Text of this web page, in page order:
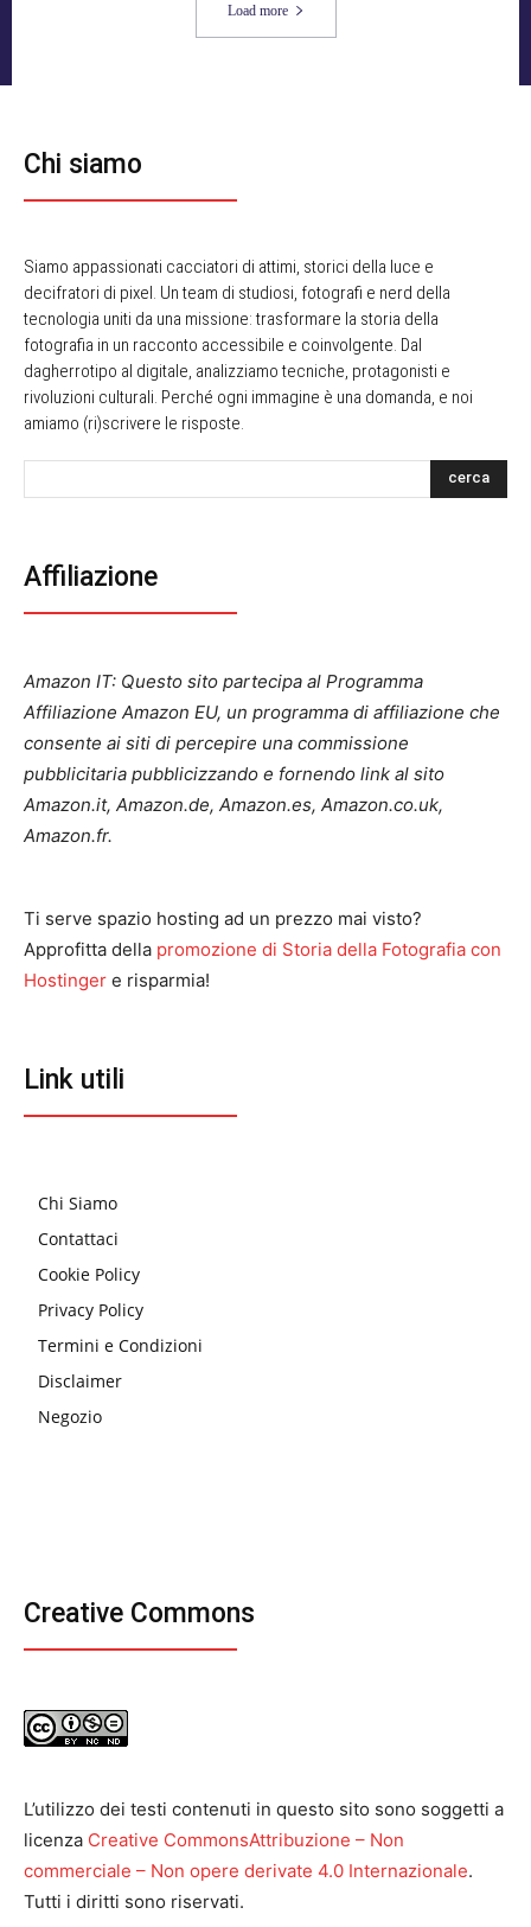
Load more
Chi siamo
Siamo appassionati cacciatori di attimi, storici della luce e
decifratori di pixel. Un team di studiosi, fotografi e nerd della
tecnologia uniti da una missione: trasformare la storia della
fotografia in un racconto accessibile e coinvolgente. Dal
dagherrotipo al digitale, analizziamo tecniche, protagonisti e
rivoluzioni culturali. Perché ogni immagine è una domanda, e noi
amiamo (ri)scrivere le risposte.
cerca
Affiliazione
Amazon IT: Questo sito partecipa al Programma
Affiliazione Amazon EU, un programma di affiliazione che
consente ai siti di percepire una commissione
pubblicitaria pubblicizzando e fornendo link al sito
Amazon.it, Amazon.de, Amazon.es, Amazon.co.uk,
Amazon.fr.
Ti serve spazio hosting ad un prezzo mai visto?
Approfitta della promozione di Storia della Fotografia con
Hostinger e risparmia!
Link utili
Chi Siamo
Contattaci
Cookie Policy
Privacy Policy
Termini e Condizioni
Disclaimer
Negozio
Creative Commons
L’utilizzo dei testi contenuti in questo sito sono soggetti a
licenza Creative CommonsAttribuzione – Non
commerciale – Non opere derivate 4.0 Internazionale.
Tutti i diritti sono riservati.